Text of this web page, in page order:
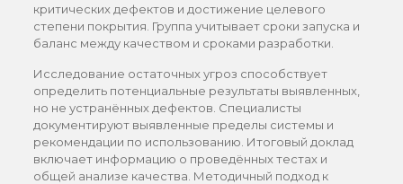
критических дефектов и достижение целевого
степени покрытия. Группа учитывает сроки запуска и
баланс между качеством и сроками разработки.
Исследование остаточных угроз способствует
определить потенциальные результаты выявленных,
но не устранённых дефектов. Специалисты
документируют выявленные пределы системы и
рекомендации по использованию. Итоговый доклад
включает информацию о проведённых тестах и
общей анализе качества. Методичный подход к